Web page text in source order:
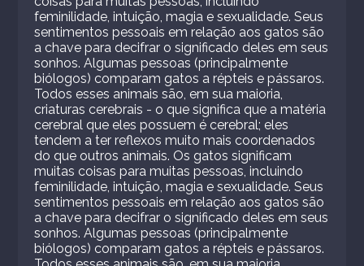
feminilidade, intuição, magia e sexualidade. Seus
sentimentos pessoais em relação aos gatos são
a chave para decifrar o significado deles em seus
sonhos. Algumas pessoas (principalmente
biólogos) comparam gatos a répteis e pássaros.
Todos esses animais são, em sua maioria,
criaturas cerebrais - o que significa que a matéria
cerebral que eles possuem é cerebral; eles
tendem a ter reflexos muito mais coordenados
do que outros animais. Os gatos significam
muitas coisas para muitas pessoas, incluindo
feminilidade, intuição, magia e sexualidade. Seus
sentimentos pessoais em relação aos gatos são
a chave para decifrar o significado deles em seus
sonhos. Algumas pessoas (principalmente
biólogos) comparam gatos a répteis e pássaros.